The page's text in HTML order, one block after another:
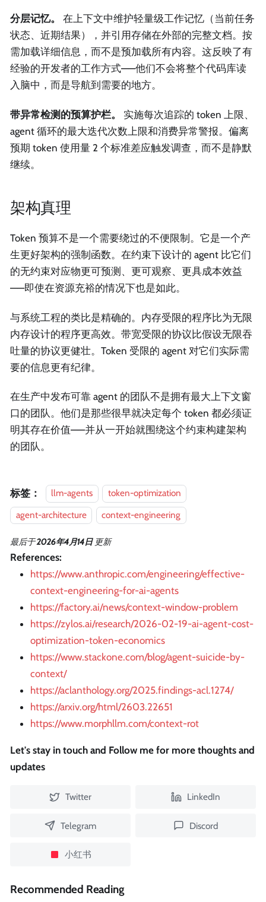
分层记忆。
在上下文中维护轻量级工作记忆（当前任务
状态、近期结果），并引用存储在外部的完整文档。按
需加载详细信息，而不是预加载所有内容。这反映了有
经验的开发者的工作方式——他们不会将整个代码库读
入脑中，而是导航到需要的地方。
带异常检测的预算护栏。
实施每次追踪的 token 上限、
agent 循环的最大迭代次数上限和消费异常警报。偏离
预期 token 使用量 2 个标准差应触发调查，而不是静默
继续。
架构真理
Token 预算不是一个需要绕过的不便限制。它是一个产
生更好架构的强制函数。在约束下设计的 agent 比它们
的无约束对应物更可预测、更可观察、更具成本效益
——即使在资源充裕的情况下也是如此。
与系统工程的类比是精确的。内存受限的程序比为无限
内存设计的程序更高效。带宽受限的协议比假设无限吞
吐量的协议更健壮。Token 受限的 agent 对它们实际需
要的信息更有纪律。
在生产中发布可靠 agent 的团队不是拥有最大上下文窗
口的团队。他们是那些很早就决定每个 token 都必须证
明其存在价值——并从一开始就围绕这个约束构建架构
的团队。
标签： llm-agents
token-optimization
agent-architecture
context-engineering
最后于2026年4月14日 更新
References:
https://www.anthropic.com/engineering/effective-
context-engineering-for-ai-agents
https://factory.ai/news/context-window-problem
https://zylos.ai/research/2026-02-19-ai-agent-cost-
optimization-token-economics
https://www.stackone.com/blog/agent-suicide-by-
context/
https://aclanthology.org/2025.findings-acl.1274/
https://arxiv.org/html/2603.22651
https://www.morphllm.com/context-rot
Let's stay in touch and Follow me for more thoughts and
updates
Twitter LinkedIn
Telegram Discord
小红书
Recommended Reading